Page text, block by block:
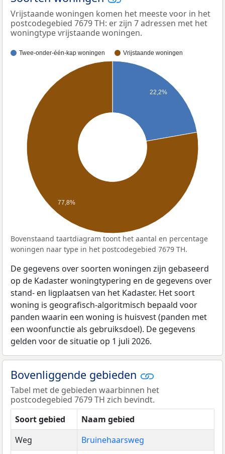
Vrijstaande woningen komen het meeste voor in het
postcodegebied 7679 TH: er zijn 7 adressen met het
woningtype vrijstaande woningen.
Twee-onder-één-kap woningen Vrijstaande woningen
22,2%
77,8%
Bovenstaand taartdiagram toont het aantal en percentage
woningen naar type in het postcodegebied 7679 TH.
De gegevens over soorten woningen zijn gebaseerd
op de Kadaster woningtypering en de gegevens over
stand- en ligplaatsen van het Kadaster. Het soort
woning is geografisch-algoritmisch bepaald voor
panden waarin een woning is huisvest (panden met
een woonfunctie als gebruiksdoel). De gegevens
gelden voor de situatie op 1 juli 2026.
Bovenliggende gebieden
Tabel met de gebieden waarbinnen het
postcodegebied 7679 TH zich bevindt.
Soort gebied
Naam gebied
Weg
Bruinehaarsweg